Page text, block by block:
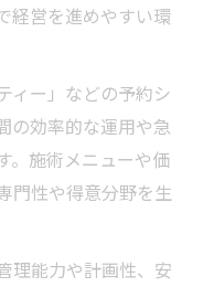
経営を進めやすい環
ィー」などの予約シ
の効率的な運用や急
。施術メニューや価
門性や得意分野を生
理能力や計画性、安